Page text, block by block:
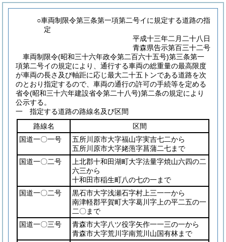
○車両制限令第三条第一項第二号イに規定する道路の指
定
平成十三年二月二十八日
青森県告示第百三十二号
車両制限令(昭和三十六年政令第二百六十五号)第三条第一
項第二号イの規定により、通行する車両の総重量の最高限度
が車両の長さ及び軸距に応じ最大二十五トンである道路を次
のとおり指定するので、車両の通行の許可の手続等を定める
省令(昭和三十六年建設省令第二十八号)第二条の規定により
公示する。
一 指定する道路の路線名及び区間
路線名
区間
国道一〇一号
五所川原市大字福山字実吉七二から
五所川原市大字姥萢字菖蒲二七まで
国道一〇二号
上北郡十和田湖町大字法量字焼山六四の二
六三から
十和田市稲生町八の七の一まで
国道一〇二号
黒石市大字浅瀬石字村上三一一から
南津軽郡平賀町大字葛川字上の平二五の一
二〇まで
国道一〇三号
青森市大字八ツ役字矢作一一三の一から
青森市大字荒川字南荒川山国有林まで